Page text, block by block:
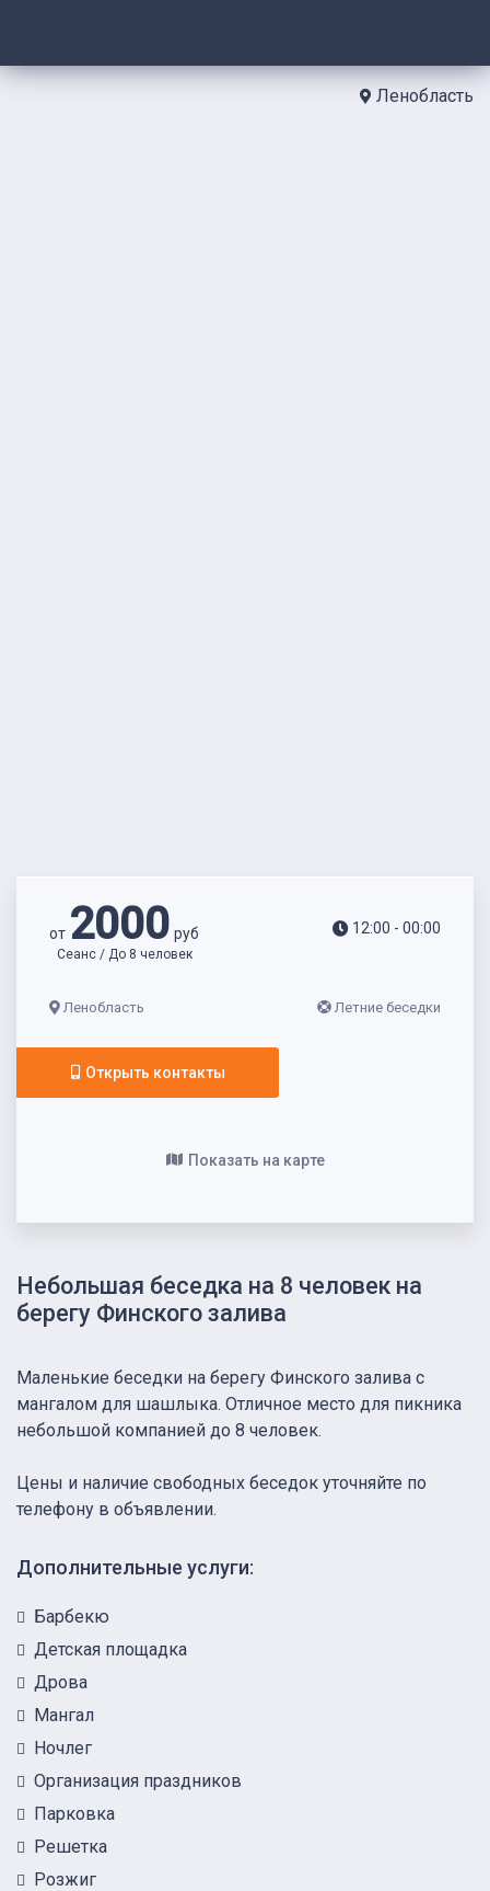
Ленобласть
Небольшая беседка на 8 человек на
берегу Финского залива
от 2000руб
Сеанс / До 8 человек
12:00 - 00:00
Ленобласть Летние беседки
Открыть контакты
Показать на карте
Маленькие беседки на берегу Финского залива с
мангалом для шашлыка. Отличное место для пикника
небольшой компанией до 8 человек.
Цены и наличие свободных беседок уточняйте по
телефону в объявлении.
Дополнительные услуги:
Барбекю
Детская площадка
Дрова
Мангал
Ночлег
Организация праздников
Парковка
Решетка
Розжиг